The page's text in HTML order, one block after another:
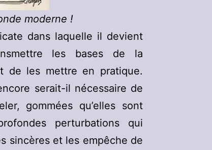
moderne !
dans laquelle il devient
les bases de la
de les mettre en pratique.
serait-il nécessaire de
gommées qu’elles sont
perturbations qui
sincères et les empêche de